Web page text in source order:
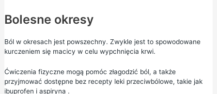
Bolesne okresy
Ból w okresach jest powszechny. Zwykle jest to spowodowane
kurczeniem się macicy w celu wypchnięcia krwi.
Ćwiczenia fizyczne mogą pomóc złagodzić ból, a także
przyjmować dostępne bez recepty leki przeciwbólowe, takie jak
ibuprofen i aspiryna .